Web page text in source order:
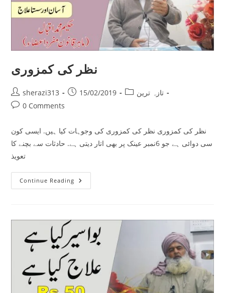
نظر کی کمزوری
Post
author:
sherazi313
Post15/02/2019
Postتازہ ترین
Post0 Comments
نظر کی کمزوری نظر کی کمزوری کی وجوہات کیا ہیں. ایسی کون
سی دوائی ہے جو 6نمبر عینک پر بھی اتار دیتی ہے. حادثات سے بچنے کا
تعویذ
Continue Reading نظر
کی